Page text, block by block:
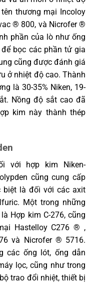
thương mại Incoloy
® 800, và Nicrofer ®
phần của lò như ống
bọc các phần tử gia
cũng được đánh giá
ở nhiệt độ cao. Thành
là 30-35% Niken, 19-
Nồng độ sắt cao đã
kim này thành thép
với hợp kim Niken-
cũng cung cấp
biệt là đối với các axit
Một trong những
Hợp kim C-276, cũng
Hastelloy C276 ® ,
và Nicrofer ® 5716.
các ống lót, ống dẫn
lọc, cũng như trong
trao đổi nhiệt, thiết bị